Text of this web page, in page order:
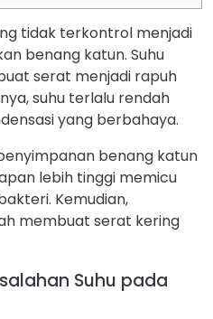
tidak terkontrol menjadi
benang katun. Suhu
serat menjadi rapuh
suhu terlalu rendah
yang berbahaya.
benang katun
lebih tinggi memicu
Kemudian,
membuat serat kering
Suhu pada